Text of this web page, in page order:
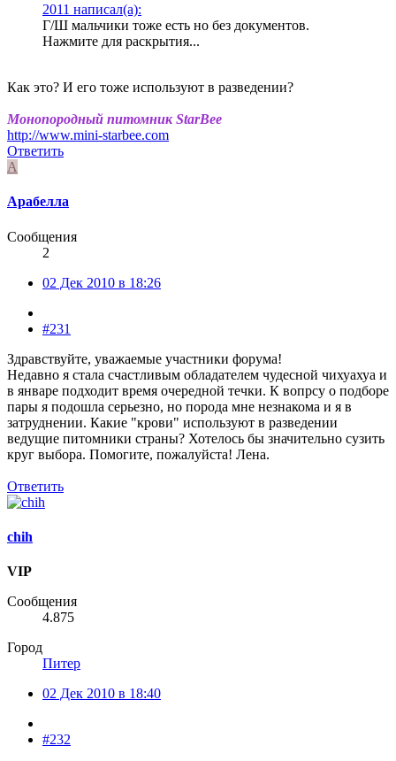
2011 написал(а):
Г/Ш мальчики тоже есть но без документов.
Нажмите для раскрытия...
Как это? И его тоже используют в разведении?
Монопородный питомник StarBee
http://www.mini-starbee.com
Ответить
А
Арабелла
Сообщения
2
02 Дек 2010 в 18:26
#231
Здравствуйте, уважаемые участники форума!
Недавно я стала счастливым обладателем чудесной чихуахуа и
в январе подходит время очередной течки. К вопрсу о подборе
пары я подошла серьезно, но порода мне незнакома и я в
затруднении. Какие "крови" используют в разведении
ведущие питомники страны? Хотелось бы значительно сузить
круг выбора. Помогите, пожалуйста! Лена.
Ответить
chih
VIP
Сообщения
4.875
Город
Питер
02 Дек 2010 в 18:40
#232